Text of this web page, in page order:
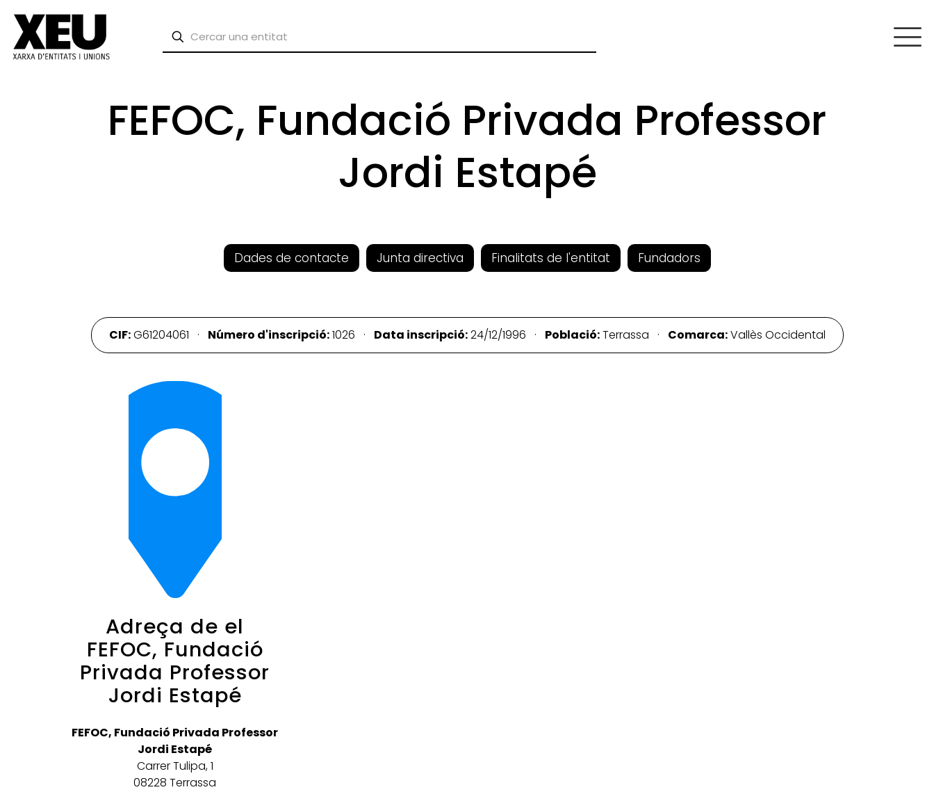
FEFOC, Fundació Privada Professor
Jordi Estapé
Dades de contacte Junta directiva Finalitats de l'entitat Fundadors
CIF:G61204061 · Número d'inscripció:1026 · Data inscripció:24/12/1996 · Població:Terrassa · Comarca:Vallès Occidental
Adreça de el
FEFOC, Fundació
Privada Professor
Jordi Estapé
FEFOC, Fundació Privada Professor
Jordi Estapé
Carrer Tulipa, 1
08228 Terrassa